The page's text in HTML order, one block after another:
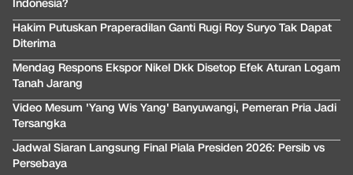
Indonesia?
Hakim Putuskan Praperadilan Ganti Rugi Roy Suryo Tak Dapat
Diterima
Mendag Respons Ekspor Nikel Dkk Disetop Efek Aturan Logam
Tanah Jarang
Video Mesum 'Yang Wis Yang' Banyuwangi, Pemeran Pria Jadi
Tersangka
Jadwal Siaran Langsung Final Piala Presiden 2026: Persib vs
Persebaya